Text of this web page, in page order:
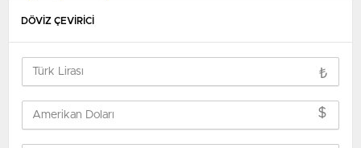
DÖVİZ ÇEVİRİCİ
₺
$